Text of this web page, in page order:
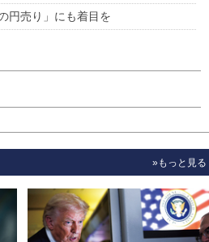
円売り」にも着目を
»もっと見る